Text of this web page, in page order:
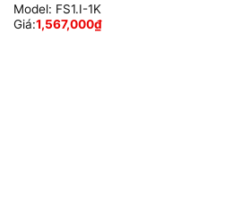
Model: FS1.I-1K
Giá:1,567,000₫